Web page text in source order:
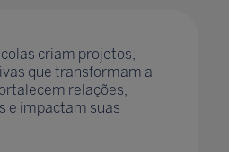
criam projetos,
que transformam a
relações,
e impactam suas